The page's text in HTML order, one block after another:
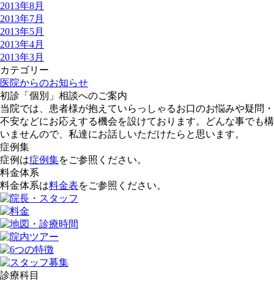
2013年8月
2013年7月
2013年5月
2013年4月
2013年3月
カテゴリー
医院からのお知らせ
初診「個別」相談へのご案内
当院では、患者様が抱えていらっしゃるお口のお悩みや疑問・
不安などにお応えする機会を設けております。どんな事でも構
いませんので、私達にお話しいただけたらと思います。
症例集
症例は症例集をご参照ください。
料金体系
料金体系は料金表をご参照ください。
診療科目